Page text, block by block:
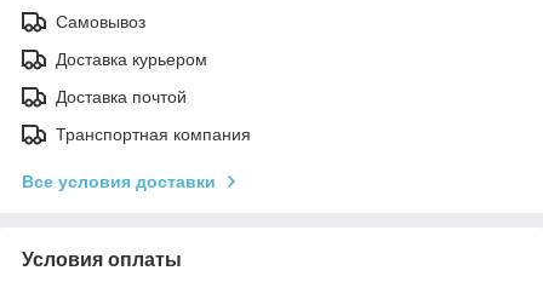
Самовывоз
Доставка курьером
Доставка почтой
Транспортная компания
Все условия доставки
Условия оплаты